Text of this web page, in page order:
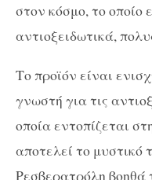
στον κόσμο, το οποίο
αντιοξειδωτικά,
Το προϊόν είναι
γνωστή για τις
οποία εντοπίζεται
αποτελεί το μυστικό
Ρεσβερατρόλη βοηθά